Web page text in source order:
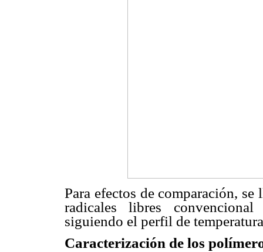
Para efectos de comparación,
radicales libres
siguiendo el perfil de
Caracterización de los